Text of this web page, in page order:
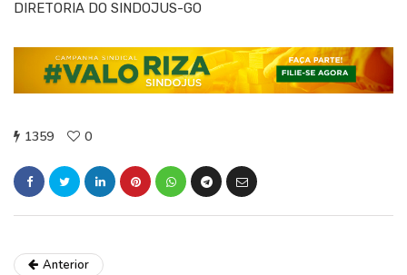
DIRETORIA DO SINDOJUS-GO
1359 0
Anterior